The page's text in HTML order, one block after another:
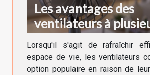
Les avantages des
ventilateurs à
vitesses et
Lorsqu'il s'agit de rafraîchir
espace de vie, les ventilateurs
option populaire en raison de